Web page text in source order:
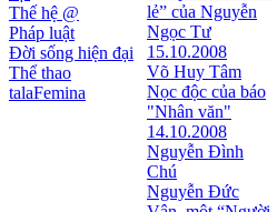
Thế hệ @
Pháp luật
Đời sống hiện đại
Thể thao
talaFemina
lẻ” của Nguyễn
Ngọc Tư
15.10.2008
Võ Huy Tâm
Nọc độc của báo
"Nhân văn"
14.10.2008
Nguyễn Đình
Chú
Nguyễn Đức